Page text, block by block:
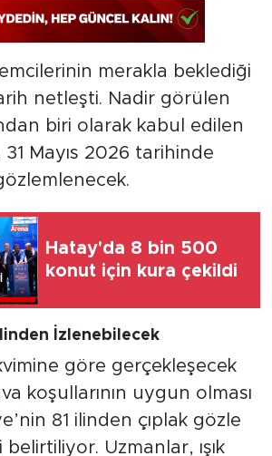
merakla beklediği
netleşti. Nadir görülen
biri olarak kabul edilen
Mayıs 2026 tarihinde
Hatay'da 8 bin 500
konut için kura çekildi
İzlenebilecek
göre gerçekleşecek
koşullarının uygun olması
81 ilinden çıplak gözle
Uzmanlar, ışık